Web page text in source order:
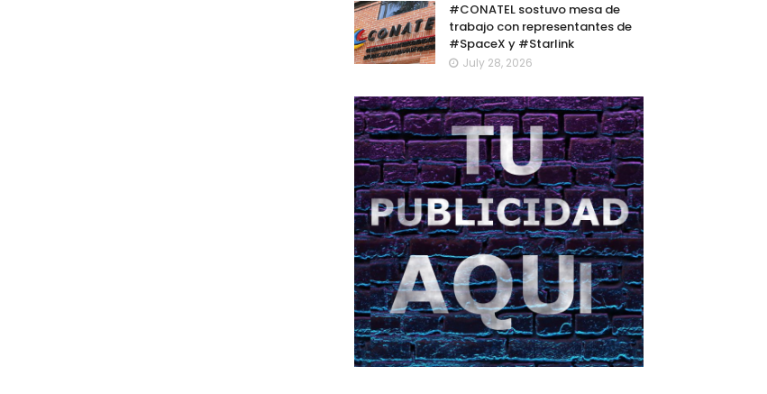
#CONATEL sostuvo mesa de
trabajo con representantes de
#SpaceX y #Starlink
July 28, 2026